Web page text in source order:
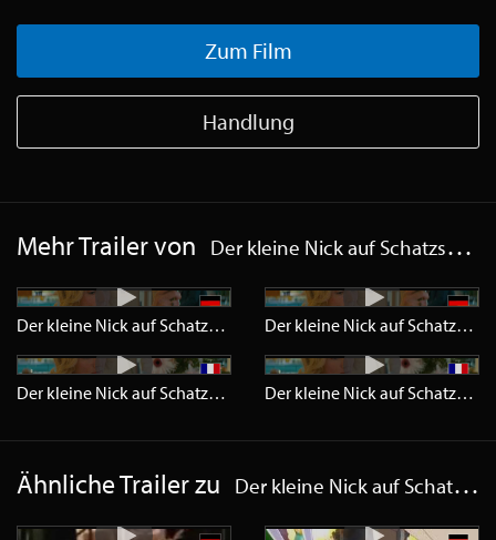
Zum Film
Handlung
Mehr Trailer von Der kleine Nick auf Schatzsuche
Der kleine Nick auf Schatzsuche Trailer HD Der kleine Nick auf Schatzsuche
Der kleine Nick auf Schatzsuche Trailer HD Der kleine Nick auf Schatzsuche
Ähnliche Trailer zu Der kleine Nick auf Schatzsuche